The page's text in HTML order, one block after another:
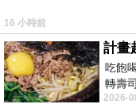
這條充滿考驗的
終於有了開花結
聊著聊著
16 小時前
吃飽
轉壽
2026-